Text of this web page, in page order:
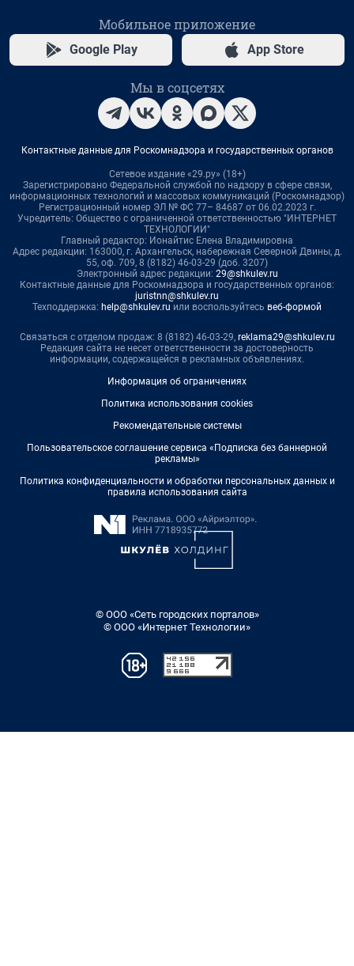
Мобильное приложение
Google Play App Store
Мы в соцсетях
Контактные данные для Роскомнадзора и государственных органов
Сетевое издание «29.ру» (18+)
Зарегистрировано Федеральной службой по надзору в сфере связи,
информационных технологий и массовых коммуникаций (Роскомнадзор)
Регистрационный номер ЭЛ № ФС 77– 84687 от 06.02.2023 г.
Учредитель: Общество с ограниченной ответственностью "ИНТЕРНЕТ
ТЕХНОЛОГИИ"
Главный редактор: Ионайтис Елена Владимировна
Адрес редакции: 163000, г. Архангельск, набережная Северной Двины, д.
55, оф. 709, 8 (8182) 46-03-29 (доб. 3207)
Электронный адрес редакции: 29@shkulev.ru
Контактные данные для Роскомнадзора и государственных органов:
juristnn@shkulev.ru
Техподдержка: help@shkulev.ru или воспользуйтесь веб-формой
Связаться с отделом продаж: 8 (8182) 46-03-29, reklama29@shkulev.ru
Редакция сайта не несет ответственности за достоверность
информации, содержащейся в рекламных объявлениях.
Информация об ограничениях
Политика использования cookies
Рекомендательные системы
Пользовательское соглашение сервиса «Подписка без баннерной
рекламы»
Политика конфиденциальности и обработки персональных данных и
правила использования сайта
© ООО «Сеть городских порталов»
© ООО «Интернет Технологии»